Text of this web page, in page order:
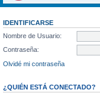
IDENTIFICARSE
Nombre de Usuario:
Contraseña:
Olvidé mi contraseña
¿QUIÉN ESTÁ CONECTADO?